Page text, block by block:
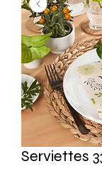
Serviettes